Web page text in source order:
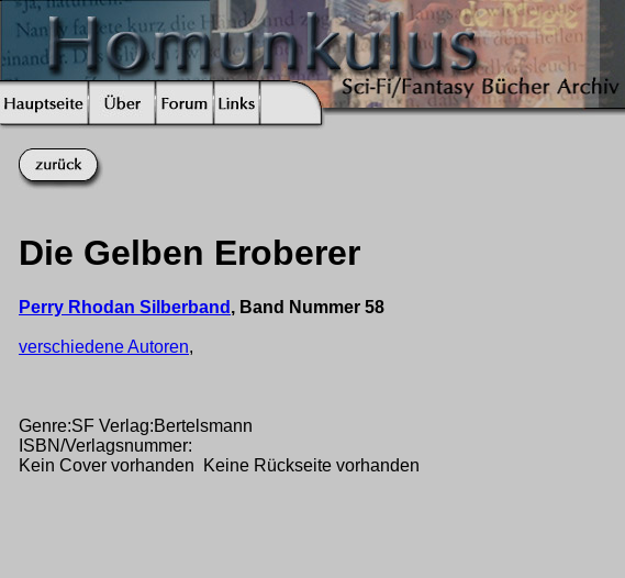
Die Gelben Eroberer
Perry Rhodan Silberband , Band Nummer 58
verschiedene Autoren,
Genre:SF Verlag:Bertelsmann
ISBN/Verlagsnummer:
Kein Cover vorhanden Keine Rückseite vorhanden